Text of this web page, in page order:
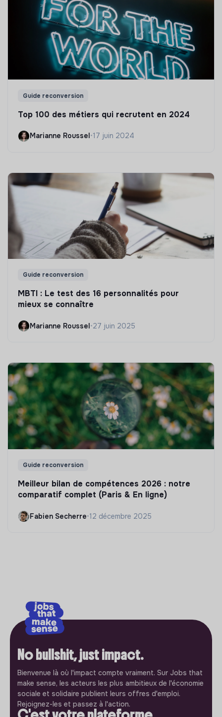
Guide reconversion
Top 100 des métiers qui recrutent en 2024
Marianne Roussel •17 juin 2024
Guide reconversion
MBTI : Le test des 16 personnalités pour
mieux se connaître
Marianne Roussel•27 juin 2025
Guide reconversion
Meilleur bilan de compétences 2026 : notre
comparatif complet (Paris & En ligne)
Fabien Secherre•12 décembre 2025
No bullshit, just impact.
Bienvenue là où l'impact compte vraiment. Sur Jobs that
make sense, les acteurs les plus ambitieux de l'économie
sociale et solidaire publient leurs offres d'emploi.
Rejoignez-les et passez à l'action.